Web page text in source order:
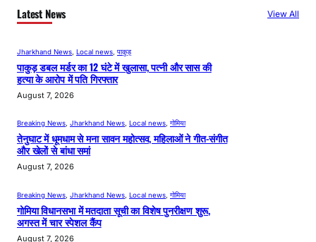
Latest News View All
Jharkhand News Local news पाकुड़
पाकुड़ डबल मर्डर का 12 घंटे में खुलासा, पत्नी और सास की
हत्या के आरोप में पति गिरफ्तार
August 7, 2026
Breaking News, Jharkhand News, Local news, गोमिया
तेनुघाट में धूमधाम से मना सावन महोत्सव, महिलाओं ने गीत-संगीत
और खेलों से बांधा समां
August 7, 2026
Breaking News Jharkhand News Local news गोमिया
गोमिया विधानसभा में मतदाता सूची का विशेष पुनरीक्षण शुरू,
अगस्त में चार स्पेशल कैंप
August 7, 2026